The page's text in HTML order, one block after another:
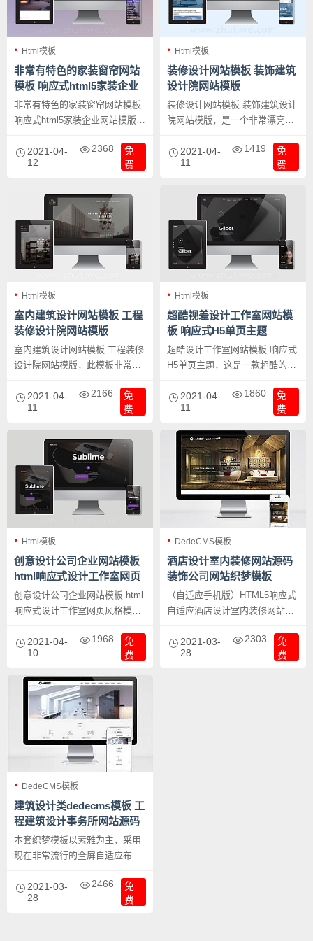
Html模板
非常有特色的家装窗帘网站
模板 响应式html5家装企业
网站模版
非常有特色的家装窗帘网站模板
响应式html5家装企业网站模版，
则的布局使人眼前一亮。
2021-04-
12
2368
免
费
Html模板
装修设计网站模板 装饰建筑
设计院网站模版
装修设计网站模板 装饰建筑设计
院网站模版，是一个非常漂亮的
及材料网站，如果更改一下，可
应为通用型网站模板。
2021-04-
11
1419
免
费
Html模板
室内建筑设计网站模板 工程
装修设计院网站模版
室内建筑设计网站模板 工程装修
设计院网站模版，此模板非常适
企业网站，整个风格设计感实
足。
2021-04-
11
2166
免
费
Html模板
超酷视差设计工作室网站模
板 响应式H5单页主题
超酷设计工作室网站模板 响应式
H5单页主题，这是一款超酷的网
工作室等网站，当然耍酷的你一
样适合。
2021-04-
11
1860
免
费
Html模板
创意设计公司企业网站模板
html响应式设计工作室网页
风格模版
创意设计公司企业网站模板 html
响应式设计工作室网页风格模
创意的一个网站风格，界面风格
没得说，大家看演示吧！
2021-04-
10
1968
免
费
DedeCMS模板
酒店设计室内装修网站源码
装饰公司网站织梦模板
（自适应手机版）HTML5响应式
自适应酒店设计室内装修网站源
配套手机版模板，PC，WAP设
备都能正常访问!适合酒店设计，
2021-03-
28
2303
免
费
DedeCMS模板
建筑设计类dedecms模板 工
程建筑设计事务所网站源码
下载
本套织梦模板以素雅为主，采用
现在非常流行的全屏自适应布局
时尚，且大气。页面根据分辨率
大小而自动响应式排版，很大程
2021-03-
28
2466
免
费